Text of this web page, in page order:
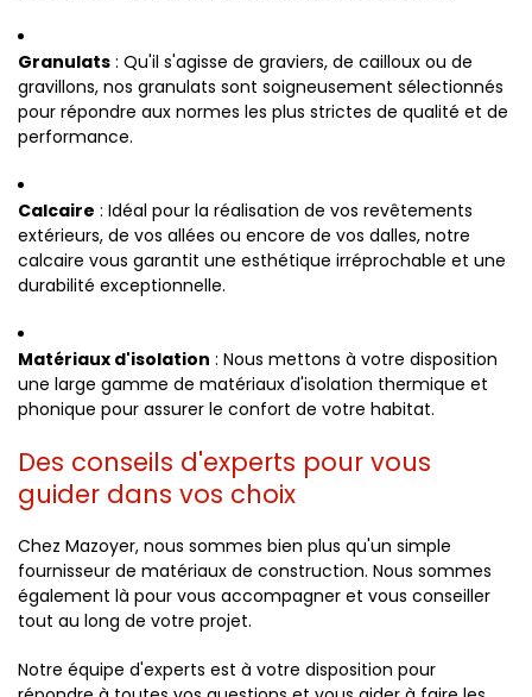
Granulats : Qu'il s'agisse de graviers, de cailloux ou de
gravillons, nos granulats sont soigneusement sélectionnés
pour répondre aux normes les plus strictes de qualité et de
performance.
Calcaire : Idéal pour la réalisation de vos revêtements
extérieurs, de vos allées ou encore de vos dalles, notre
calcaire vous garantit une esthétique irréprochable et une
durabilité exceptionnelle.
Matériaux d'isolation : Nous mettons à votre disposition
une large gamme de matériaux d'isolation thermique et
phonique pour assurer le confort de votre habitat.
Des conseils d'experts pour vous
guider dans vos choix
Chez Mazoyer, nous sommes bien plus qu'un simple
fournisseur de matériaux de construction. Nous sommes
également là pour vous accompagner et vous conseiller
tout au long de votre projet.
Notre équipe d'experts est à votre disposition pour